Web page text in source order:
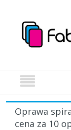
Oprawa
cena za 10